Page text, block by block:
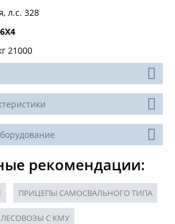
л.с. 328
21000
рекомендации:
ПРИЦЕПЫ САМОСВАЛЬНОГО ТИПА
С КМУ